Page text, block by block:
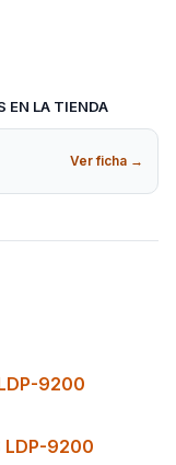
EN LA TIENDA
Ver ficha →
9200
LDP-9200